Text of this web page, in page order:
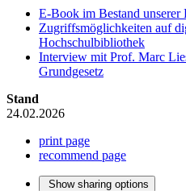
E-Book im Bestand
Zugriffsmöglichkeiten auf
Hochschulbibliothek
Interview mit Prof. Marc
Grundgesetz
Stand
24.02.2026
print page
recommend page
Show sharing options